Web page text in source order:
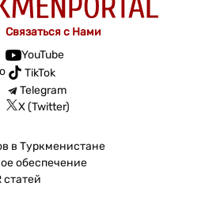
Связаться с Нами
YouTube
TikTok
Telegram
X (Twitter)
в Туркменистане
обеспечение